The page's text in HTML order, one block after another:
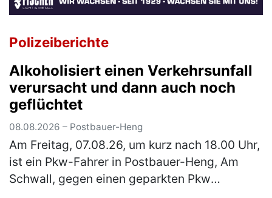
Polizeiberichte
Alkoholisiert einen Verkehrsunfall
verursacht und dann auch noch
geflüchtet
08.08.2026 – Postbauer-Heng
Am Freitag, 07.08.26, um kurz nach 18.00 Uhr,
ist ein Pkw-Fahrer in Postbauer-Heng, Am
Schwall, gegen einen geparkten Pkw